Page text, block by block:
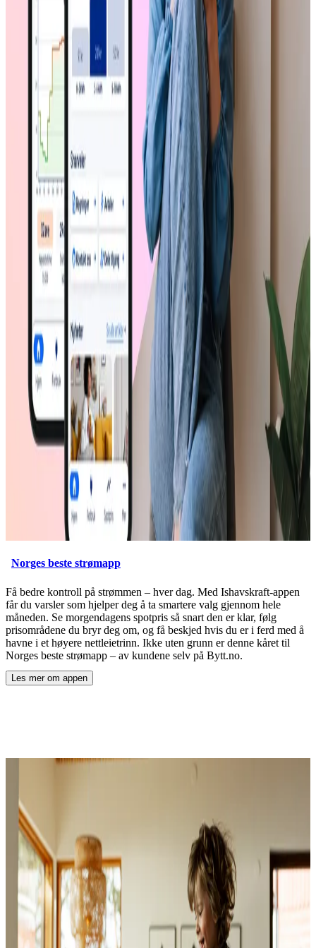
Norges beste strømapp
Få bedre kontroll på strømmen – hver dag. Med Ishavskraft-appen
får du varsler som hjelper deg å ta smartere valg gjennom hele
måneden. Se morgendagens spotpris så snart den er klar, følg
prisområdene du bryr deg om, og få beskjed hvis du er i ferd med å
havne i et høyere nettleietrinn. Ikke uten grunn er denne kåret til
Norges beste strømapp – av kundene selv på Bytt.no.
Les mer om appen
ved å åpne